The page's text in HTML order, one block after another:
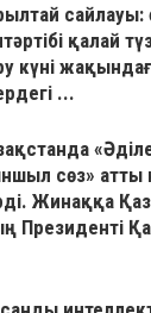
сайлауы:
қалай
күні
...
сөз» атты
Жинаққа
Президенті